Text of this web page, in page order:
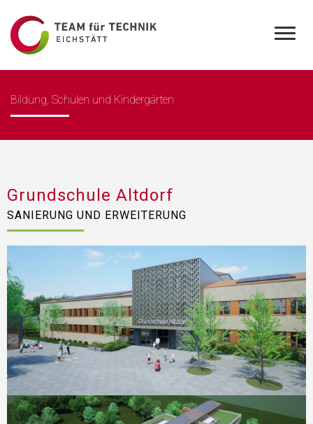
Bildung, Schulen und Kindergärten
Grundschule Altdorf
SANIERUNG UND ERWEITERUNG